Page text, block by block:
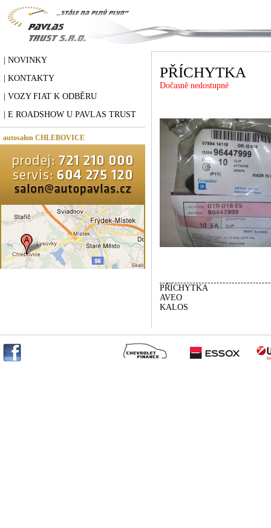
| NOVINKY
| KONTAKTY
| VOZY FIAT K ODBĚRU
| E ROADSHOW U PAVLAS TRUST
autosalon CHLEBOVICE
PŘÍCHYTKA
Dočasně nedostupné
PŘÍCHYTKA
AVEO
KALOS